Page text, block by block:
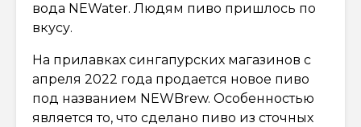
вода NEWater. Людям пиво пришлось по
вкусу.
На прилавках сингапурских магазинов с
апреля 2022 года продается новое пиво
под названием NEWBrew. Особенностью
является то, что сделано пиво из сточных